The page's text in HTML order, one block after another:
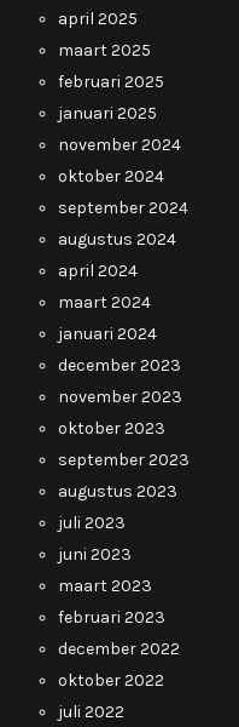
april 2025
maart 2025
februari 2025
januari 2025
november 2024
oktober 2024
september 2024
augustus 2024
april 2024
maart 2024
januari 2024
december 2023
november 2023
oktober 2023
september 2023
augustus 2023
juli 2023
juni 2023
maart 2023
februari 2023
december 2022
oktober 2022
juli 2022